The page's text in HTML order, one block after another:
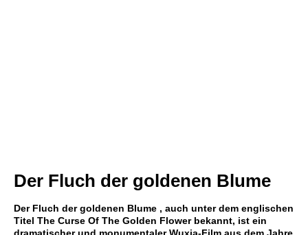
Der Fluch der goldenen Blume
Der Fluch der goldenen Blume , auch unter dem englischen
Titel The Curse Of The Golden Flower bekannt, ist ein